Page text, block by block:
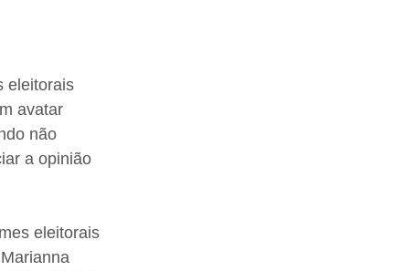
eleitorais
avatar
não
a opinião
eleitorais